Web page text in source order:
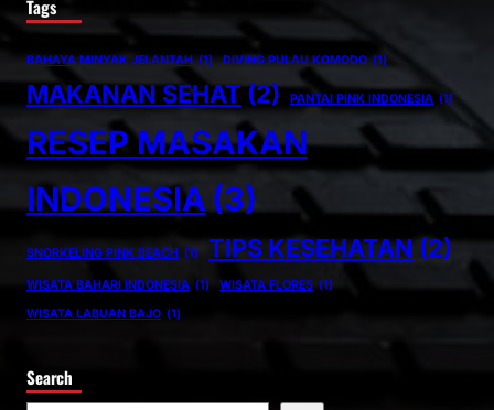
Tags
BAHAYA MINYAK JELANTAH (1) DIVING PULAU KOMODO (1)
MAKANAN SEHAT(2) PANTAI PINK INDONESIA (1)
RESEP MASAKAN
INDONESIA (3)
SNORKELING PINK BEACH (1) TIPS KESEHATAN (2)
WISATA BAHARI INDONESIA (1) WISATA FLORES (1)
WISATA LABUAN BAJO (1)
Search